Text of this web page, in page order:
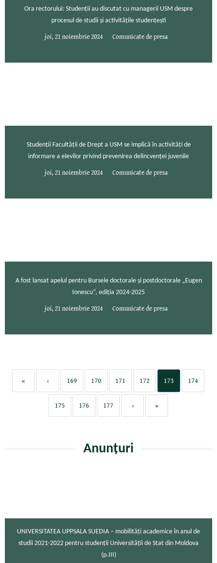
Ora rectorului: Studenții au discutat cu managerii USM despre
procesul de studii și activitățile studențești
joi, 21 noiembrie 2024 Comunicate de presa
Studenții Facultății de Drept a USM se implică în activități de
informare a elevilor privind prevenirea delincvenței juvenile
joi, 21 noiembrie 2024 Comunicate de presa
A fost lansat apelul pentru Bursele doctorale și postdoctorale „Eugen
Ionescu”, ediția 2024-2025
joi, 21 noiembrie 2024 Comunicate de presa
« ‹ 169 170 171 172 173 174
175 176 177 › »
Anunțuri
UNIVERSITATEA UPPSALA SUEDIA – mobilități academice în anul de
studii 2021-2022 pentru studenții Universității de Stat din Moldova
(p.III)